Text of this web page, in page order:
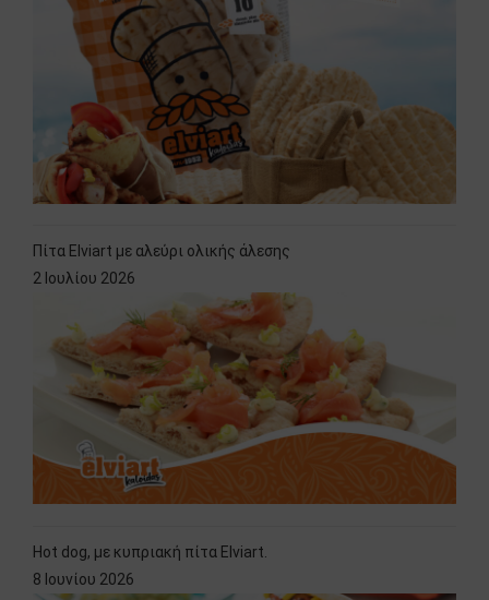
Πίτα Elviart με αλεύρι ολικής άλεσης
2 Ιουλίου 2026
Hot dog, με κυπριακή πίτα Elviart.
8 Ιουνίου 2026